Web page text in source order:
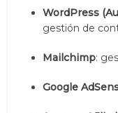
WordPress
gestión de
Mailchimp:
Google